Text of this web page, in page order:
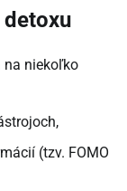
na niekoľko
(tzv. FOMO